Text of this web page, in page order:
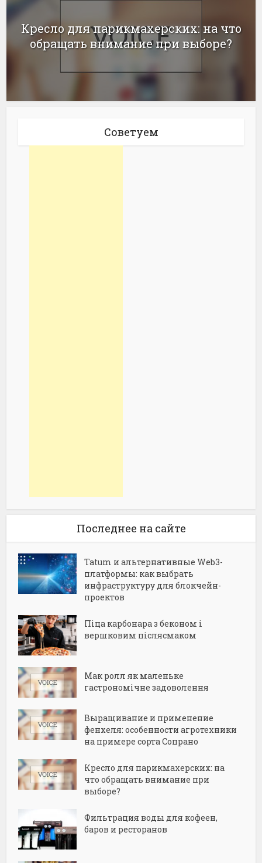
Кресло для парикмахерских: на что
обращать внимание при выборе?
Советуем
Последнее на сайте
Tatum и альтернативные Web3-
платформы: как выбрать
инфраструктуру для блокчейн-
проектов
Піца карбонара з беконом і
вершковим післясмаком
Мак ролл як маленьке
гастрономічне задоволення
Выращивание и применение
фенхеля: особенности агротехники
на примере сорта Сопрано
Кресло для парикмахерских: на
что обращать внимание при
выборе?
Фильтрация воды для кофеен,
баров и ресторанов